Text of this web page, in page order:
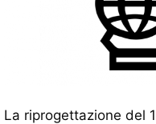
La riprogettazione del